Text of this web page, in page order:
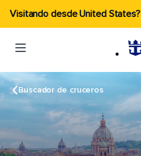
Visitando desde United States?
Buscador de cruceros